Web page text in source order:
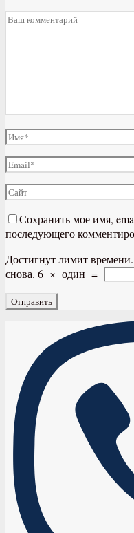
Сохранить мое имя,
последующего
Достигнут лимит
снова. 6 × один =